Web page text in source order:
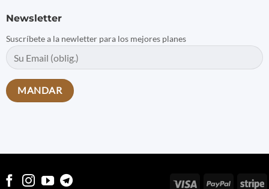
Newsletter
Suscríbete a la newletter para los mejores planes
Visa PayPal